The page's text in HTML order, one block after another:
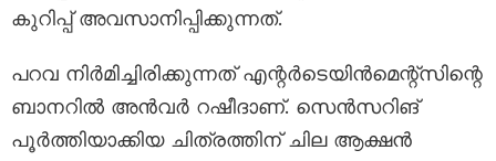
കുറിപ്പ് അവസാനിപ്പിക്കുന്നത്.
പറവ നിര്‍മിച്ചിരിക്കുന്നത് എന്റര്‍ടെയിന്‍മെന്റ്‌സിന്റെ
ബാനറില്‍ അന്‍വര്‍ റഷീദാണ്. സെന്‍സറിങ്
പൂര്‍ത്തിയാക്കിയ ചിത്രത്തിന് ചില ആക്ഷന്‍